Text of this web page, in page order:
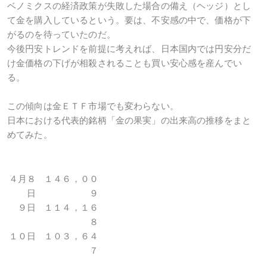
ベノミクスの経済政策が失敗した場合の備え（ヘッジ）とし
て金を購入しているという。要は、不安感の中で、価格が下
がるのを待っていたのだ。
今後円安トレンドを前提に考えれば、日本国内では円安分だ
け金価格の下げが相殺されることも買い安心感を産んでい
る。
この傾向は金ＥＴＦ市場でも変わらない。
日本における代表的銘柄「金の果実」の出来高の推移をまと
めてみた。
４月８
日
１４６，００
９
９日
１１４，１６
８
１０日
１０３，６４
７